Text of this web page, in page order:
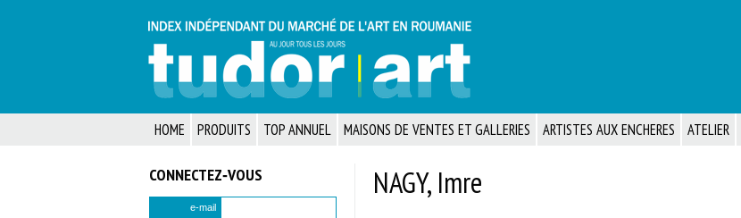
HOME PRODUITS TOP ANNUEL MAISONS DE VENTES ET GALLERIES ARTISTES AUX ENCHERES ATELIER
CONNECTEZ‑VOUS
e-mail
NAGY, Imre